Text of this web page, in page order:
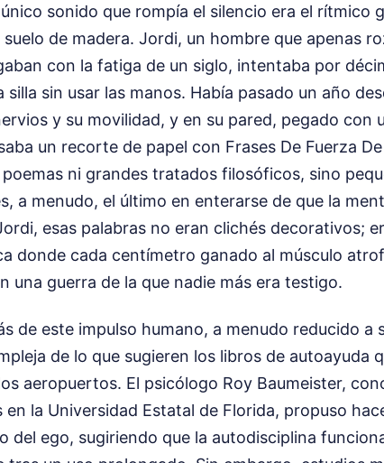
sonido que rompía el silencio era el rítmico
de madera. Jordi, un hombre que apenas
con la fatiga de un siglo, intentaba por
silla sin usar las manos. Había pasado un año
y su movilidad, y en su pared, pegado con
un recorte de papel con Frases De Fuerza
ni grandes tratados filosóficos, sino
a menudo, el último en enterarse de que la
esas palabras no eran clichés decorativos;
donde cada centímetro ganado al músculo
una guerra de la que nadie más era testigo.
de este impulso humano, a menudo reducido a
de lo que sugieren los libros de autoayuda
aeropuertos. El psicólogo Roy Baumeister,
en la Universidad Estatal de Florida, propuso
del ego, sugiriendo que la autodisciplina